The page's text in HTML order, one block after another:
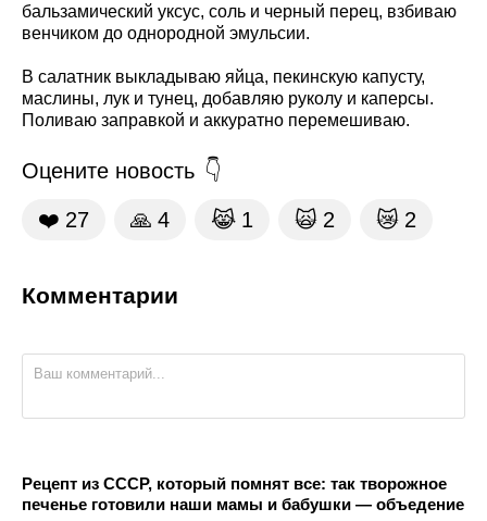
бальзамический уксус, соль и черный перец, взбиваю
венчиком до однородной эмульсии.
В салатник выкладываю яйца, пекинскую капусту,
маслины, лук и тунец, добавляю руколу и каперсы.
Поливаю заправкой и аккуратно перемешиваю.
Оцените новость
❤️ 27 🙏 4 😹 1 🙀 2 😿 2
Комментарии
Рецепт из СССР, который помнят все: так творожное
печенье готовили наши мамы и бабушки — объедение